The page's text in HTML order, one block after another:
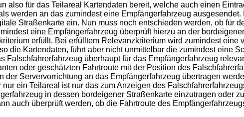
also für das Teilareal Kartendaten bereit, welche auch einen
werden an das zumindest eine Empfängerfahrzeug
Straßenkarte ein. Nun muss noch entschieden werden, ob für
eine Empfängerfahrzeug überprüft hierzu an der
erfüllt. Bei erfülltem Relevanzkriterium wird zumindest eine
die Kartendaten, führt aber nicht unmittelbar die zumindest eine
überhaupt für das Empfängerfahrzeug
oder geschätzten Fahrtroute mit der Position des
Servervorrichtung an das Empfängerfahrzeug übertragen
ein Teilareal ist nur das zum Anzeigen des
in dessen bordeigener Straßenkarte einzutragen oder
auch überprüft werden, ob die Fahrtroute des